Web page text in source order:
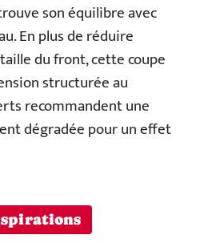
son équilibre avec
En plus de réduire
du front, cette coupe
structurée au
recommandent une
dégradée pour un effet